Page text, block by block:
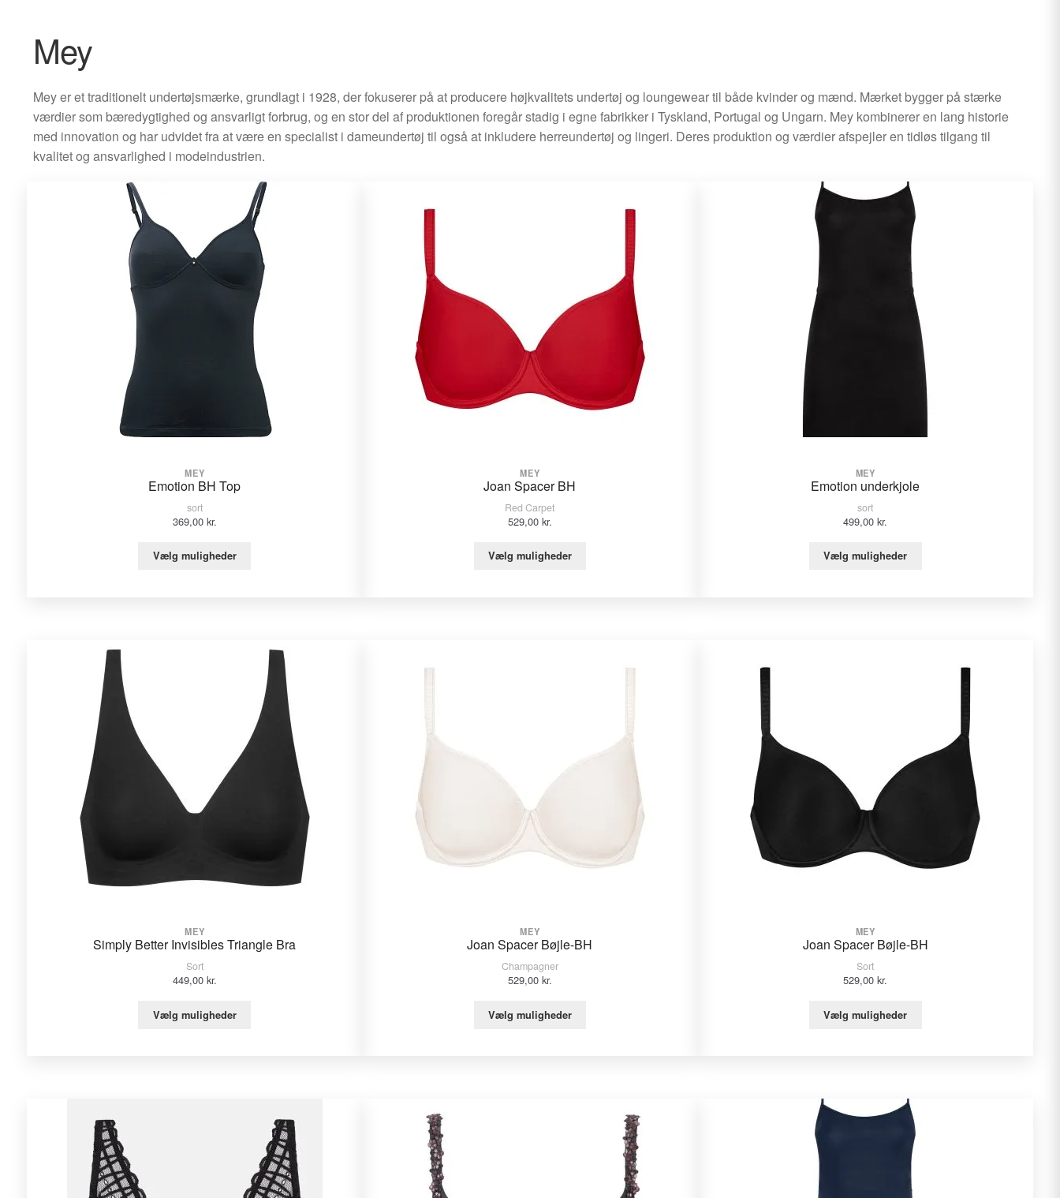
Mey
Mey er et traditionelt undertøjsmærke, grundlagt i 1928, der fokuserer på at producere højkvalitets undertøj og loungewear til både kvinder og mænd. Mærket bygger på stærke
værdier som bæredygtighed og ansvarligt forbrug, og en stor del af produktionen foregår stadig i egne fabrikker i Tyskland, Portugal og Ungarn. Mey kombinerer en lang historie
med innovation og har udvidet fra at være en specialist i dameundertøj til også at inkludere herreundertøj og lingeri. Deres produktion og værdier afspejler en tidløs tilgang til
kvalitet og ansvarlighed i modeindustrien.
MEY
Emotion BH Top
sort
369,00 kr.
Vælg muligheder
MEY
Joan Spacer BH
Red Carpet
529,00 kr.
Vælg muligheder
MEY
Emotion underkjole
sort
499,00kr.
Vælg muligheder
MEY
Simply Better Invisibles Triangle Bra
Sort
449,00 kr.
Vælg muligheder
MEY
Joan Spacer Bøjle-BH
Champagner
529,00 kr.
Vælg muligheder
MEY
Joan Spacer Bøjle-BH
Sort
529,00kr.
Vælg muligheder